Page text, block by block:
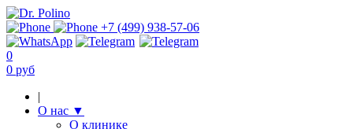
+7 (499) 938-57-06
0
0 руб
|
О нас ▼
О клинике